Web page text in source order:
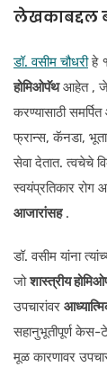
लेखकाबद्दल
डॉ. वसीम चौधरीहे
होमिओपॅथआहेत , जे
करण्यासाठी
फ्रान्स, कॅनडा,
सेवा देतात. त्वचेचे
स्वयंप्रतिकार रोग
आजारांसह.
डॉ. वसीम यांना
जोशास्त्रीय
उपचारांवर
सहानुभूतीपूर्ण
मूळ कारणावर